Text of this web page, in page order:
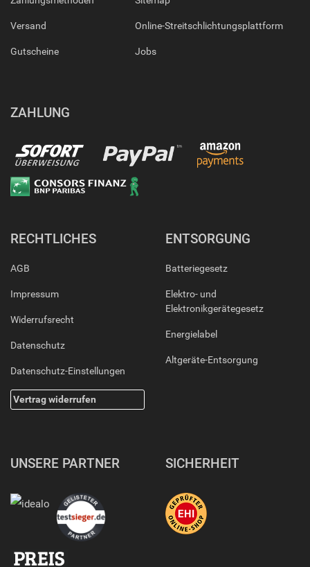
Versand
Gutscheine
Online-Streitschlichtungsplattform
Jobs
ZAHLUNG
RECHTLICHES
AGB
Impressum
Widerrufsrecht
Datenschutz
Datenschutz-Einstellungen
Vertrag widerrufen
ENTSORGUNG
Batteriegesetz
Elektro- und
Elektronikgerätegesetz
Energielabel
Altgeräte-Entsorgung
UNSERE PARTNER SICHERHEIT